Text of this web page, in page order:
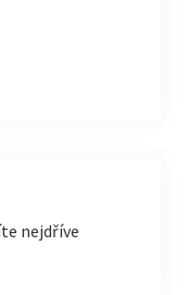
nejdříve